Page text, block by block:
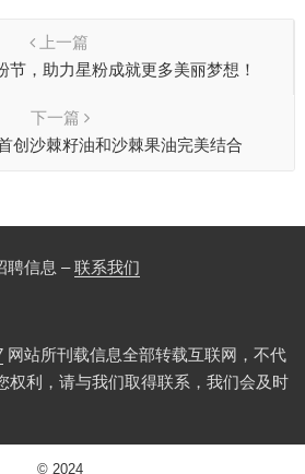
上一篇
节，助力星粉成就更多美丽梦想！
下一篇
创沙棘籽油和沙棘果油完美结合
聘信息 –联系我们
网站所刊载信息全部转载互联网，不代
权利，请与我们取得联系，我们会及时
© 2024